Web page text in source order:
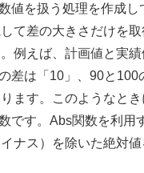
値を扱う処理を作成し
て差の大きさだけを
例えば、計画値と実
差は「10」、90と100
ます。このようなとき
です。Abs関数を利用
イナス）を除いた絶対